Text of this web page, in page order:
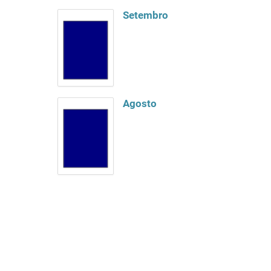
Setembro
Agosto